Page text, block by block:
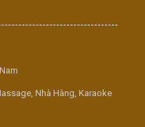
Nhà Hàng, Karaoke